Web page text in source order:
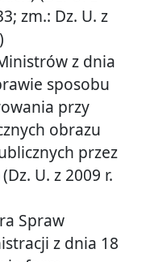
zm.: Dz. U. z
z dnia
sposobu
przy
obrazu
przez
U. z 2009 r.
Spraw
z dnia 18